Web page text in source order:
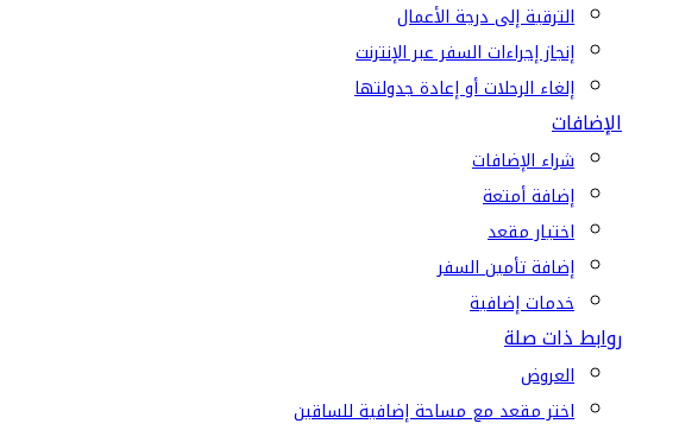
الترقية إلى درجة الأعمال
إنجاز إجراءات السفر عبر الإنترنت
إلغاء الرحلات أو إعادة جدولتها
الإضافات
شراء الإضافات
إضافة أمتعة
اختيار مقعد
إضافة تأمين السفر
خدمات إضافية
روابط ذات صلة
العروض
اختر مقعد مع مساحة إضافية للساقين